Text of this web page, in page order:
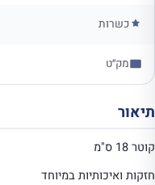
כשרות
מק״ט
תיאור
קוטר 18 ס"מ
חזקות ואיכותיות במיוחד